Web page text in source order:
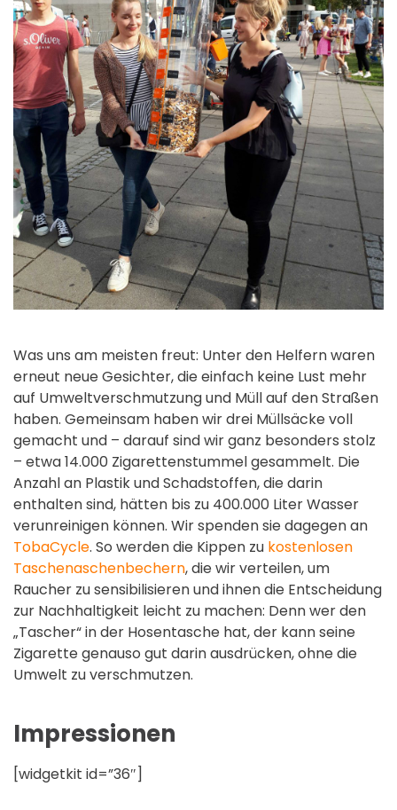
Was uns am meisten freut: Unter den Helfern waren
erneut neue Gesichter, die einfach keine Lust mehr
auf Umweltverschmutzung und Müll auf den Straßen
haben. Gemeinsam haben wir drei Müllsäcke voll
gemacht und – darauf sind wir ganz besonders stolz
– etwa 14.000 Zigarettenstummel gesammelt. Die
Anzahl an Plastik und Schadstoffen, die darin
enthalten sind, hätten bis zu 400.000 Liter Wasser
verunreinigen können. Wir spenden sie dagegen an
TobaCycle. So werden die Kippen zu kostenlosen
Taschenaschenbechern, die wir verteilen, um
Raucher zu sensibilisieren und ihnen die Entscheidung
zur Nachhaltigkeit leicht zu machen: Denn wer den
„Tascher“ in der Hosentasche hat, der kann seine
Zigarette genauso gut darin ausdrücken, ohne die
Umwelt zu verschmutzen.
Impressionen
[widgetkit id=”36″]